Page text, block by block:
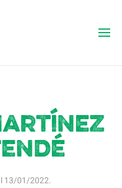
13/01/2022.